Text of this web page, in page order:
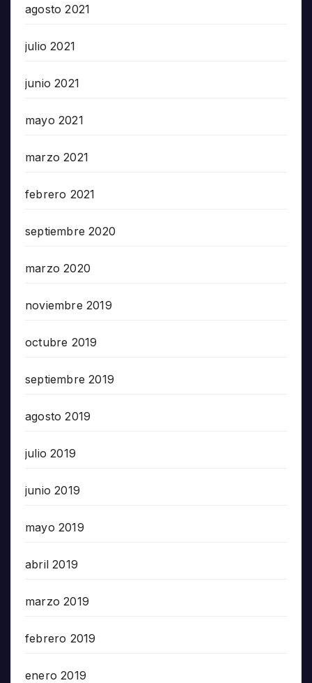
agosto 2021
julio 2021
junio 2021
mayo 2021
marzo 2021
febrero 2021
septiembre 2020
marzo 2020
noviembre 2019
octubre 2019
septiembre 2019
agosto 2019
julio 2019
junio 2019
mayo 2019
abril 2019
marzo 2019
febrero 2019
enero 2019